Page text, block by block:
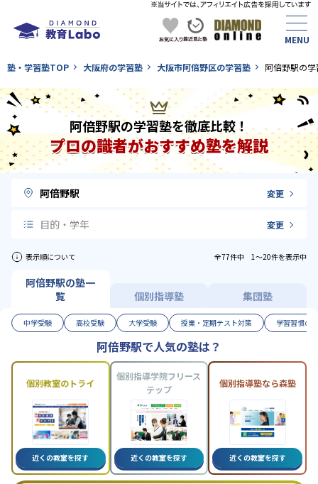
塾・学習塾TOP 大阪府の学習塾 大阪市阿倍野区の学習塾 阿倍野駅の
阿倍野駅の学習塾を徹底比較！
プロの識者がおすすめ塾を解説
阿倍野駅 変更
目的・学年 変更
表示順について 全77件中 1〜20件を表示中
阿倍野駅の塾一
覧
個別指導塾 集団塾
中学受験 高校受験 大学受験 授業・定期テスト対策 学習習慣の
阿倍野駅で人気の塾は？
個別教室のトライ
近くの教室を探す
個別指導学院フリース
テップ
近くの教室を探す
個別指導塾なら森塾
近くの教室を探す